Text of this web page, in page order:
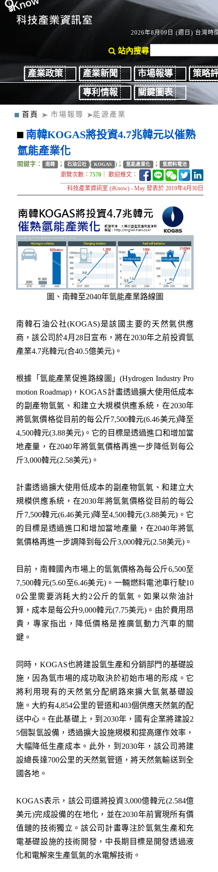
2026年8月09日 (週日) 台灣時
站內搜尋
產業政策 產業新聞 市場報導
策略
專利情報
關鍵圖表
首頁 市場報導 能源產業
南韓KOGAS將投資4.7兆韓元以催熟
氫能產業化
關鍵字： 南韓 ； 石油公社 ( KOGAS )； 氫能產業化 ； 氫燃料電池
瀏覽次數：7570 ｜ 歡迎推文：
科技產業資訊室 (iKnow) - May 發表於 2019年4月30日
圖、南韓至2040年氫能產業路線圖
南韓石油公社(KOGAS)是該國主要的天然氣供應
商，該公司於4月28日宣布，將在2030年之前投資氫
產業4.7兆韓元(合40.5億美元)。
根據「氫能產業促進路線圖」(Hydrogen Industry Pro
motion Roadmap)，KOGAS計畫透過擴大使用低成本
的副產物氫氣、和建立大規模供應系統，在2030年
將氫氣價格從目前的每公斤7,500韓元(6.46美元)降至
4,500韓元(3.88美元)。它的目標是透過進口和增加當
地產量，在2040年將氫氣價格再進一步降低到每公
斤3,000韓元(2.58美元)。
計畫透過擴大使用低成本的副產物氫氣、和建立大
規模供應系統，在2030年將氫氣價格從目前的每公
斤7,500韓元(6.46美元)降至4,500韓元(3.88美元)。它
的目標是透過進口和增加當地產量，在2040年將氫
氣價格再進一步調降到每公斤3,000韓元(2.58美元)。
目前，南韓國內市場上的氫氣價格為每公斤6,500至
7,500韓元(5.60至6.46美元)。一輛燃料電池車行駛10
0公里需要消耗大約2公斤的氫氣。如果以柴油計
算，成本是每公升9,000韓元(7.75美元)。由於費用昂
貴，專家指出，降低價格是推廣氫動力汽車的關
鍵。
同時，KOGAS也將建設氫生產和分銷部門的基礎設
施，因為氫市場的成功取決於初始市場的形成。它
將利用現有的天然氣分配網路來擴大氫氣基礎設
施。大約有4,854公里的管道和403個供應天然氣的配
送中心。在此基礎上，到2030年，國有企業將建設2
5個製氫設備，透過擴大設施規模和提高運作效率，
大幅降低生產成本。此外，到2030年，該公司將建
設總長達700公里的天然氣管道，將天然氣輸送到全
國各地。
KOGAS表示，該公司還將投資3,000億韓元(2.584億
美元)完成設備的在地化，並在2030年前實現所有價
值鏈的技術獨立。該公司計畫專注於氫氣生產和充
電基礎設施的技術開發，中長期目標是開發透過液
化和電解來生產氫氣的水電解技術。